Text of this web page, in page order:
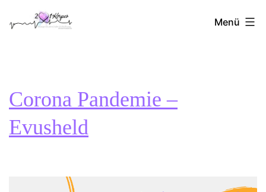
Inhalt
Menü
Corona Pandemie –
Evusheld